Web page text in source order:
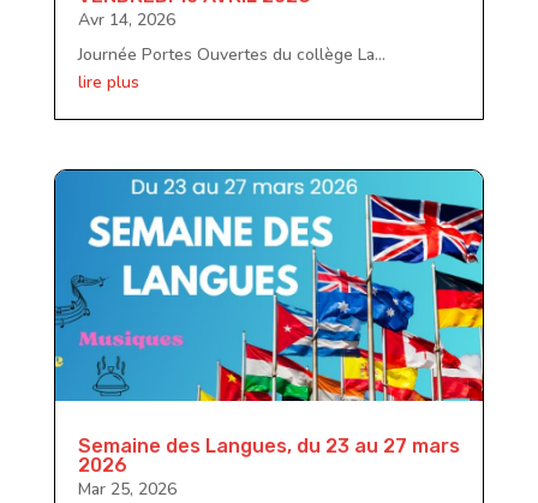
Avr 14, 2026
Journée Portes Ouvertes du collège La...
lire plus
Semaine des Langues, du 23 au 27 mars
2026
Mar 25, 2026